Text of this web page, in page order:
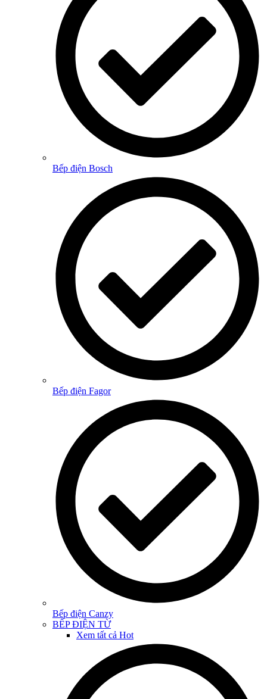
Bếp điện Bosch
Bếp điện Fagor
Bếp điện Canzy
BẾP ĐIỆN TỪ
Xem tất cả Hot